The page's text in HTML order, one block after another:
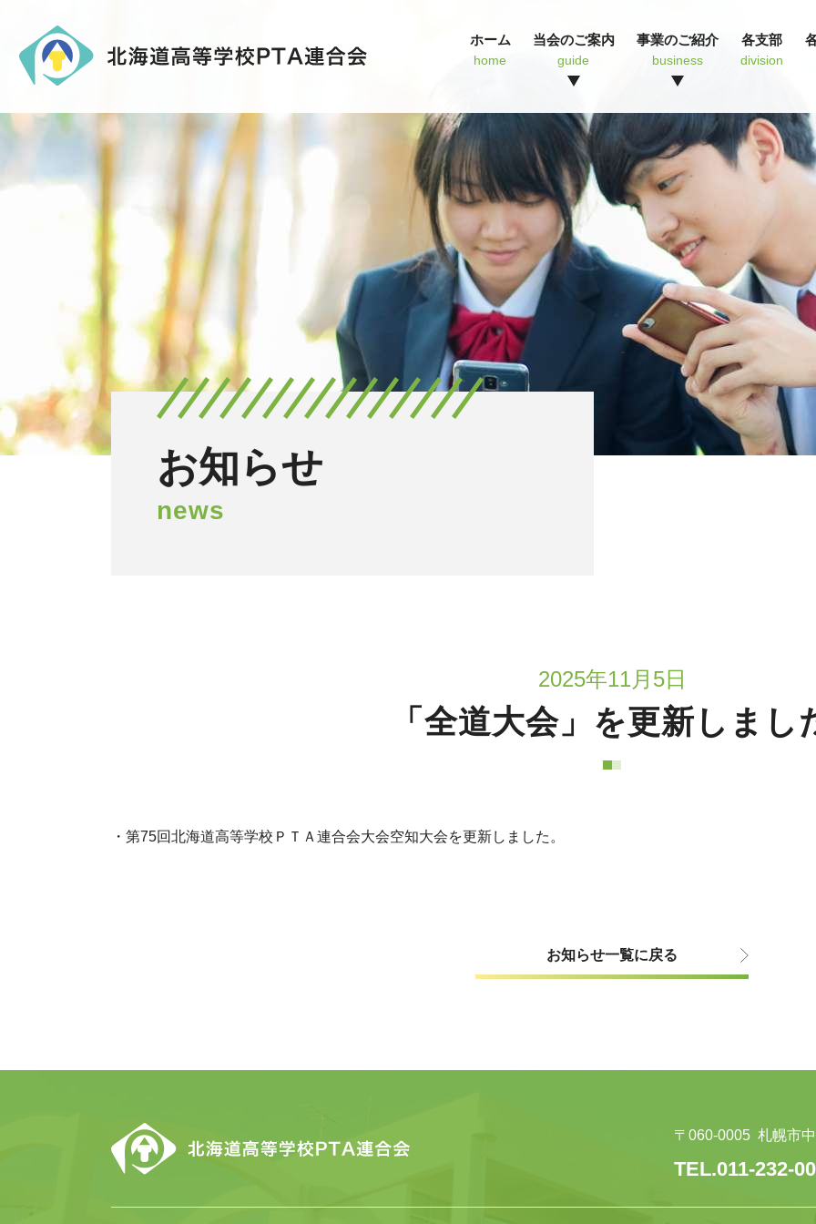
ホーム
home
当会のご案内
guide
事業のご紹介
business
各支部
division
お知らせ
news
2025年11月5日
「全道大会」を更新しまし
・第75回北海道高等学校ＰＴＡ連合会大会空知大会を更新しました。
お知らせ一覧に戻る
〒060-0005 札幌市
TEL.011-232-